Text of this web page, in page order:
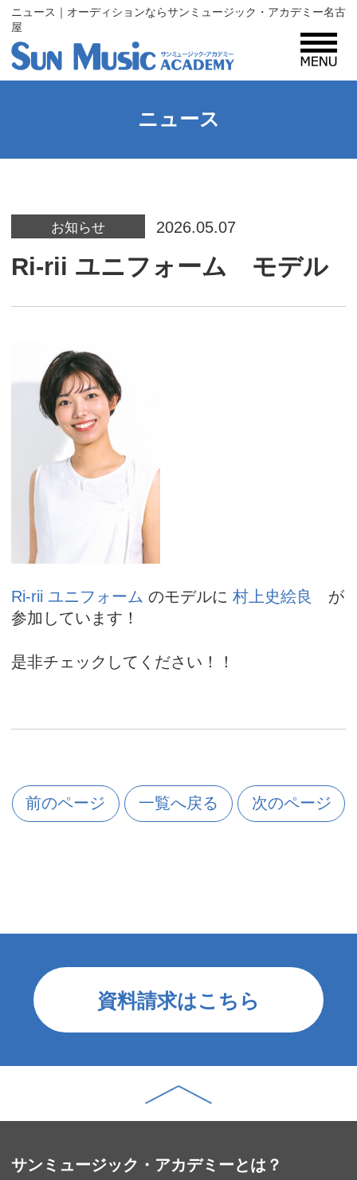
ニュース｜オーディションならサンミュージック・アカデミー名古
屋
MENU
サンミュージック・アカデミーとは？
入所案内
レッスン生・タレント募集
動画配信
ニュース
お知らせ 2026.05.07
Ri-rii ユニフォーム モデル
Ri-rii ユニフォーム のモデルに 村上史絵良
が
参加しています！
是非チェックしてください！！
前のページ 一覧へ戻る 次のページ
資料請求はこちら
サンミュージック・アカデミーとは？